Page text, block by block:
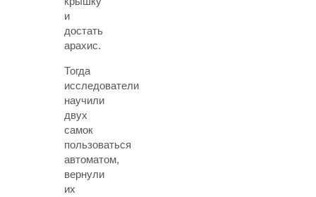
и
достать
арахис.
Тогда
исследователи
научили
двух
самок
пользоваться
автоматом,
вернули
их